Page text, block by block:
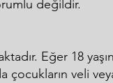
değildir.
Eğer 18
çocukların veli